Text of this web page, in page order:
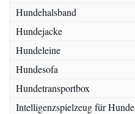
Hundehalsband
Hundejacke
Hundeleine
Hundesofa
Hundetransportbox
Intelligenzspielzeug für Hunde